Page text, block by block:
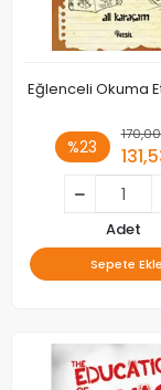
Eğlenceli Okuma
%23
Adet
Sepete Ekle